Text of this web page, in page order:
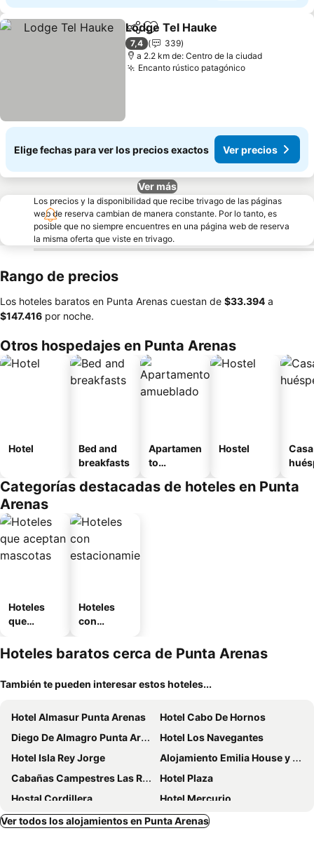
CompartirAgregar a favoritos
Lodge Tel Hauke
7,4
339
a 2.2 km de: Centro de la ciudad
Encanto rústico patagónicoVer precios
Elige fechas para ver los precios exactos Ver precios
Ver más
Los precios y la disponibilidad que recibe trivago de las páginas
web de reserva cambian de manera constante. Por lo tanto, es
posible que no siempre encuentres en una página web de reserva
la misma oferta que viste en trivago.
Rango de precios
Los hoteles baratos en Punta Arenas cuestan de ‎$33.394 a
‎$147.416 por noche.
Otros hospedajes en Punta Arenas
Hotel
Bed and
breakfasts
Apartamen
to
o
Hostel
Categorías destacadas de hoteles en Punta
Arenas
Hoteles
que
mascotas
Hoteles
con
miento
Hoteles baratos cerca de Punta Arenas
También te pueden interesar estos hoteles...
Hotel Almasur Punta Arenas
Hotel Cabo De Hornos
Diego De Almagro Punta Arenas
Hotel Los Navegantes
Hotel Isla Rey Jorge
Alojamiento Emilia House y camping
Cabañas Campestres Las Rosas
Hotel Plaza
Hostal Cordillera
Hotel Mercurio
Hotel Yellow Submarine
Departamentos Cordillera
Ver todos los alojamientos en Punta Arenas